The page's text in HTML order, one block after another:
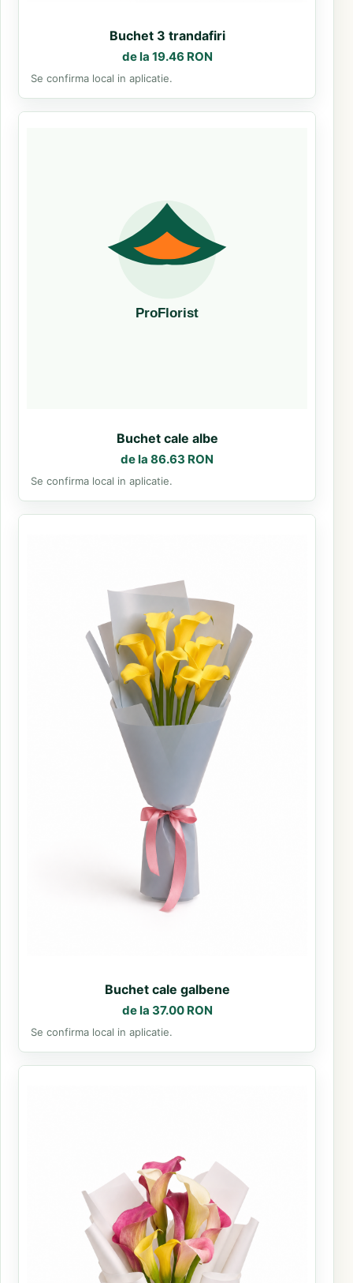
Buchet 3 trandafiri
de la 19.46 RON
Se confirma local in aplicatie.
Buchet cale albe
de la 86.63 RON
Se confirma local in aplicatie.
Buchet cale galbene
de la 37.00 RON
Se confirma local in aplicatie.